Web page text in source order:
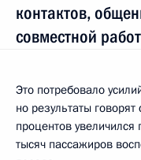
контактов,
совместной
Это потребовало
но результаты
процентов
тысяч пассажиров